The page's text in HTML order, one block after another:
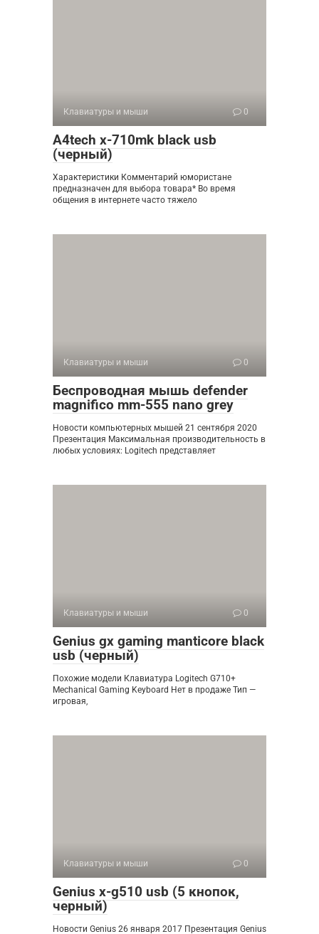
Клавиатуры и мыши 0
A4tech x-710mk black usb
(черный)
Характеристики Комментарий юмористане
предназначен для выбора товара* Во время
общения в интернете часто тяжело
Клавиатуры и мыши 0
Беспроводная мышь defender
magnifico mm-555 nano grey
Новости компьютерных мышей 21 сентября 2020
Презентация Максимальная производительность в
любых условиях: Logitech представляет
Клавиатуры и мыши 0
Genius gx gaming manticore black
usb (черный)
Похожие модели Клавиатура Logitech G710+
Mechanical Gaming Keyboard Нет в продаже Тип —
игровая,
Клавиатуры и мыши 0
Genius x-g510 usb (5 кнопок,
черный)
Новости Genius 26 января 2017 Презентация Genius